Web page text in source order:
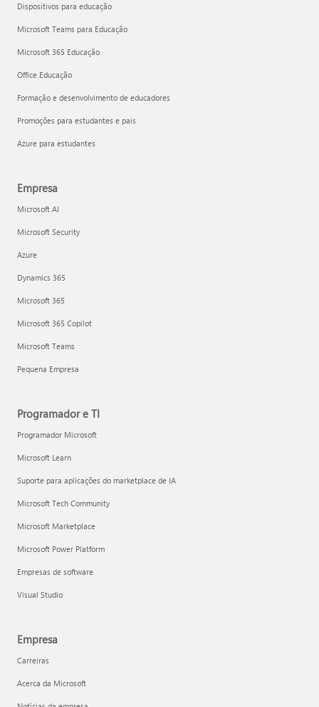
Dispositivos para educação
Microsoft Teams para Educação
Microsoft 365 Educação
Office Educação
Formação e desenvolvimento de educadores
Promoções para estudantes e pais
Azure para estudantes
Empresa
Microsoft AI
Microsoft Security
Azure
Dynamics 365
Microsoft 365
Microsoft 365 Copilot
Microsoft Teams
Pequena Empresa
Programador e TI
Programador Microsoft
Microsoft Learn
Suporte para aplicações do marketplace de IA
Microsoft Tech Community
Microsoft Marketplace
Microsoft Power Platform
Empresas de software
Visual Studio
Empresa
Carreiras
Acerca da Microsoft